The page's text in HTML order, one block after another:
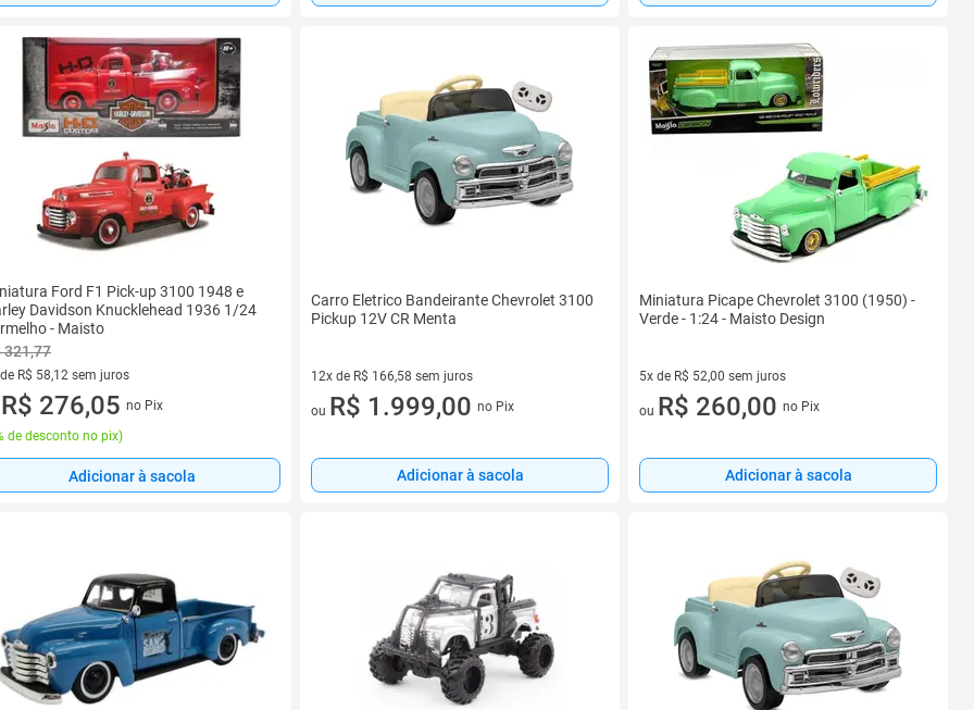
Ford F1 Pick-up 3100 1948 e
Davidson Knucklehead 1936 1/24
- Maisto
321,77
R$ 58,12 sem juros
de R$ 58,12 sem juros
R$ 276,05 no Pix
de desconto no pix)
Adicionar à sacola
Carro Eletrico Bandeirante Chevrolet 3100
Pickup 12V CR Menta
12x de R$ 166,58 sem juros
12 vez de R$ 166,58 sem juros
ou R$ 1.999,00 no Pix
Adicionar à sacola
Miniatura Picape Chevrolet 3100 (1950) -
Verde - 1:24 - Maisto Design
5x de R$ 52,00 sem juros
5 vez de R$ 52,00 sem juros
ou R$ 260,00 no Pix
Adicionar à sacola